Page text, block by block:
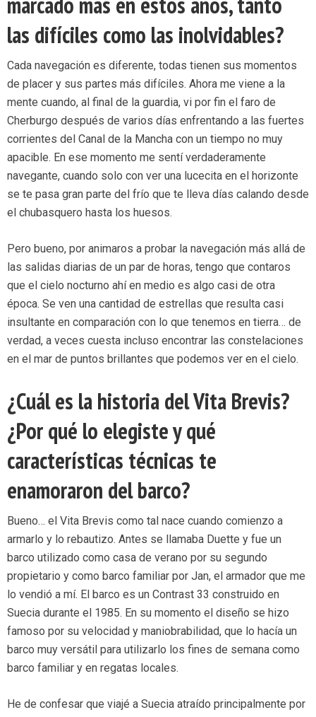
las difíciles como las inolvidables?
Cada navegación es diferente, todas tienen sus momentos
de placer y sus partes más difíciles. Ahora me viene a la
mente cuando, al final de la guardia, vi por fin el faro de
Cherburgo después de varios días enfrentando a las fuertes
corrientes del Canal de la Mancha con un tiempo no muy
apacible. En ese momento me sentí verdaderamente
navegante, cuando solo con ver una lucecita en el horizonte
se te pasa gran parte del frío que te lleva días calando desde
el chubasquero hasta los huesos.
Pero bueno, por animaros a probar la navegación más allá de
las salidas diarias de un par de horas, tengo que contaros
que el cielo nocturno ahí en medio es algo casi de otra
época. Se ven una cantidad de estrellas que resulta casi
insultante en comparación con lo que tenemos en tierra… de
verdad, a veces cuesta incluso encontrar las constelaciones
en el mar de puntos brillantes que podemos ver en el cielo.
¿Cuál es la historia del Vita Brevis?
¿Por qué lo elegiste y qué
características técnicas te
enamoraron del barco?
Bueno… el Vita Brevis como tal nace cuando comienzo a
armarlo y lo rebautizo. Antes se llamaba Duette y fue un
barco utilizado como casa de verano por su segundo
propietario y como barco familiar por Jan, el armador que me
lo vendió a mí. El barco es un Contrast 33 construido en
Suecia durante el 1985. En su momento el diseño se hizo
famoso por su velocidad y maniobrabilidad, que lo hacía un
barco muy versátil para utilizarlo los fines de semana como
barco familiar y en regatas locales.
He de confesar que viajé a Suecia atraído principalmente por